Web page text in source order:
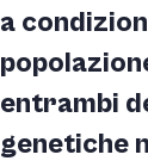
a
entrambi
genetiche